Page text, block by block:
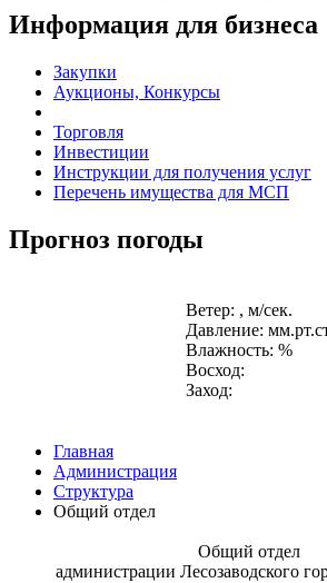
Информация для бизнеса
Закупки
Аукционы, Конкурсы
Торговля
Инвестиции
Инструкции для получения услуг
Перечень имущества для МСП
Прогноз погоды
Ветер: , м/сек.
Давление:
Влажность: %
Восход:
Заход:
Главная
Администрация
Структура
Общий отдел
Общий отдел
администрации Лесозаводского